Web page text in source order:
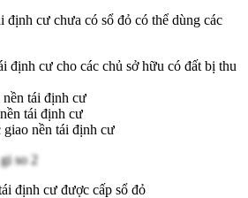
cư chưa có sổ đỏ có thể dùng các
định cư cho các chủ sở hữu có đất bị thu
tái định cư
tái định cư
nền tái định cư
định cư được cấp sổ đỏ